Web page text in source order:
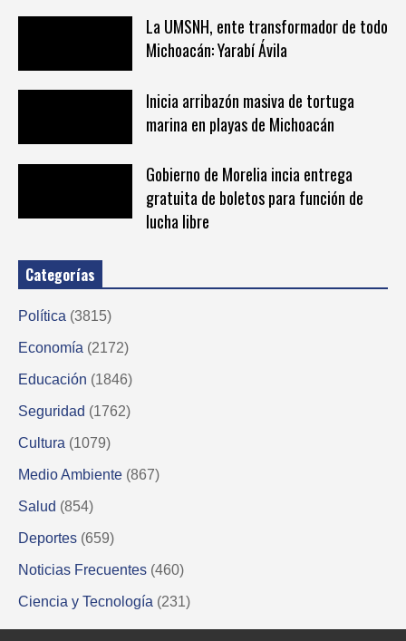
La UMSNH, ente transformador de todo
Michoacán: Yarabí Ávila
Inicia arribazón masiva de tortuga
marina en playas de Michoacán
Gobierno de Morelia incia entrega
gratuita de boletos para función de
lucha libre
Categorías
Política (3815)
Economía (2172)
Educación (1846)
Seguridad (1762)
Cultura (1079)
Medio Ambiente (867)
Salud (854)
Deportes (659)
Noticias Frecuentes (460)
Ciencia y Tecnología (231)